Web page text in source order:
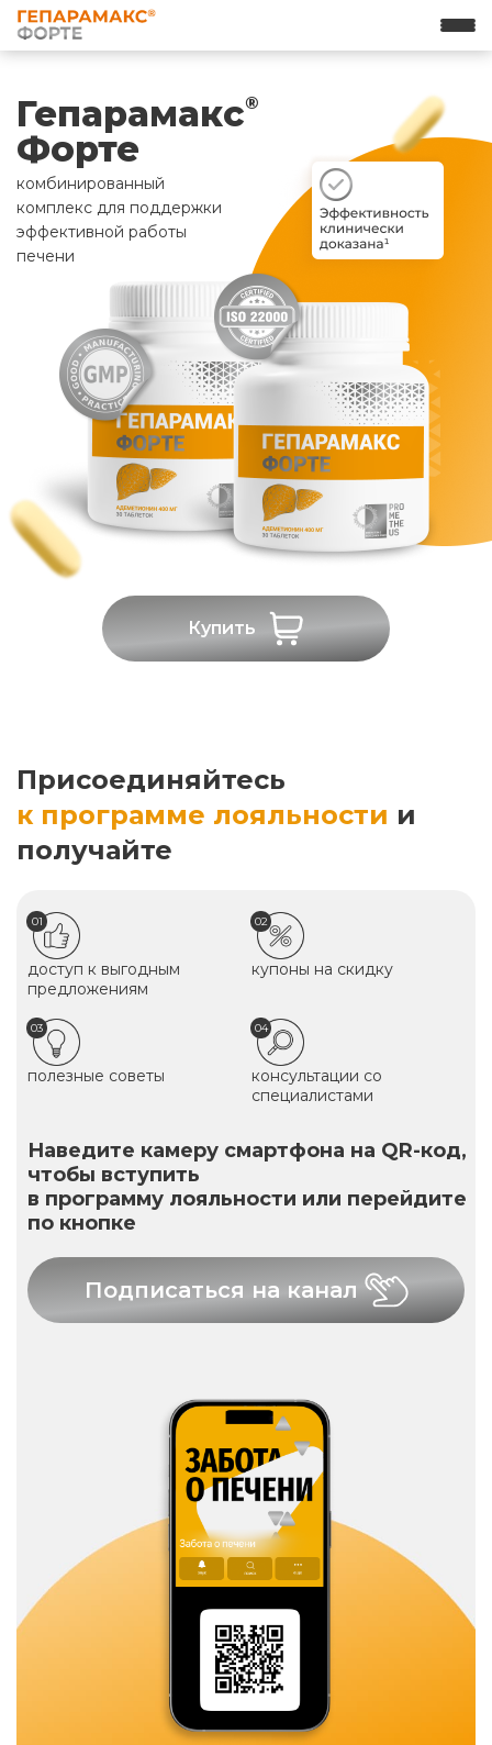
Гепарамакс®
Форте
комбинированный
комплекс для поддержки
эффективной работы
печени
Купить
Присоединяйтесь
к программе лояльности и
получайте
01
доступ к выгодным
предложениям
02
купоны на скидку
03
полезные советы
04
консультации со
специалистами
Наведите камеру смартфона на QR-код,
чтобы вступить
в программу лояльности или перейдите
по кнопке
Подписаться на канал